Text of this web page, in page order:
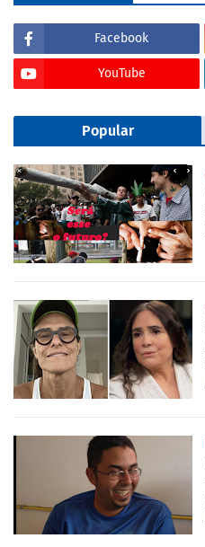
Facebook
YouTube
Popular